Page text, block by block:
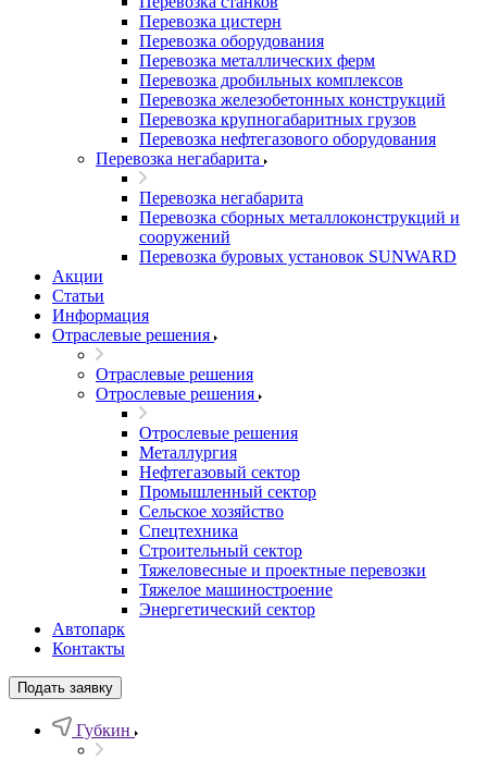
Перевозка цистерн
Перевозка оборудования
Перевозка металлических ферм
Перевозка дробильных комплексов
Перевозка железобетонных конструкций
Перевозка крупногабаритных грузов
Перевозка нефтегазового оборудования
Перевозка негабарита
Перевозка негабарита
Перевозка сборных металлоконструкций и
сооружений
Перевозка буровых установок SUNWARD
Акции
Статьи
Информация
Отраслевые решения
Отраслевые решения
Отрослевые решения
Отрослевые решения
Металлургия
Нефтегазовый сектор
Промышленный сектор
Сельское хозяйство
Спецтехника
Строительный сектор
Тяжеловесные и проектные перевозки
Тяжелое машиностроение
Энергетический сектор
Автопарк
Контакты
Подать заявку
Губкин